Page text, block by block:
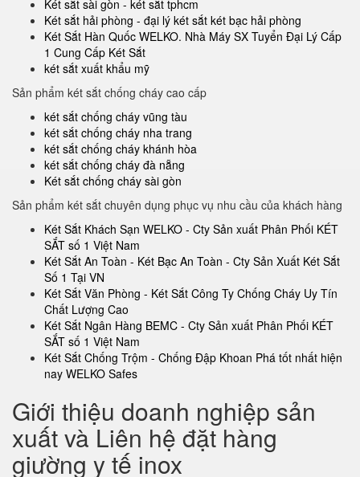
Két sắt sài gòn - két sắt tphcm
Két sắt hải phòng - đại lý két sắt két bạc hải phòng
Két Sắt Hàn Quốc WELKO. Nhà Máy SX Tuyển Đại Lý Cấp
1 Cung Cấp Két Sắt
két sắt xuất khẩu mỹ
Sản phẩm két sắt chống cháy cao cấp
két sắt chống cháy vũng tàu
két sắt chống cháy nha trang
két sắt chống cháy khánh hòa
két sắt chống cháy đà nẵng
Két sắt chống cháy sài gòn
Sản phẩm két sắt chuyên dụng phục vụ nhu cầu của khách hàng
Két Sắt Khách Sạn WELKO - Cty Sản xuất Phân Phối KÉT
SẮT số 1 Việt Nam
Két Sắt An Toàn - Két Bạc An Toàn - Cty Sản Xuất Két Sắt
Số 1 Tại VN
Két Sắt Văn Phòng - Két Sắt Công Ty Chống Cháy Uy Tín
Chất Lượng Cao
Két Sắt Ngân Hàng BEMC - Cty Sản xuất Phân Phối KÉT
SẮT số 1 Việt Nam
Két Sắt Chống Trộm - Chống Đập Khoan Phá tốt nhất hiện
nay WELKO Safes
Giới thiệu doanh nghiệp sản
xuất và Liên hệ đặt hàng
giường y tế inox